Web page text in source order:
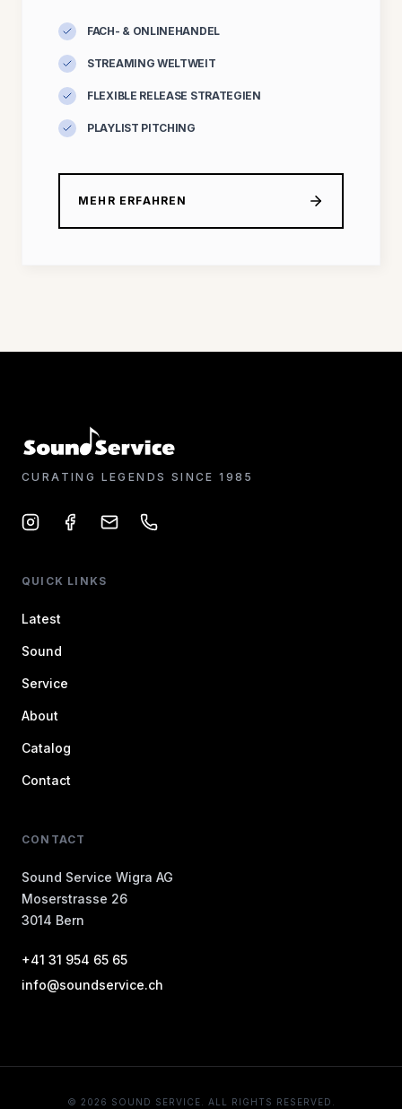
FACH- & ONLINEHANDEL
STREAMING WELTWEIT
FLEXIBLE RELEASE STRATEGIEN
PLAYLIST PITCHING
MEHR ERFAHREN
CURATING LEGENDS SINCE 1985
QUICK LINKS
Latest
Sound
Service
About
Catalog
Contact
CONTACT
Sound Service Wigra AG
Moserstrasse 26
3014 Bern
+41 31 954 65 65
info@soundservice.ch
© 2026 SOUND SERVICE. ALL RIGHTS RESERVED.